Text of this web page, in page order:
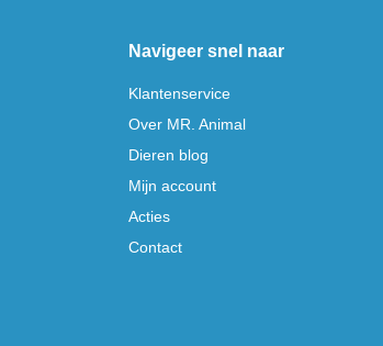
Navigeer snel naar
Klantenservice
Over MR. Animal
Dieren blog
Mijn account
Acties
Contact